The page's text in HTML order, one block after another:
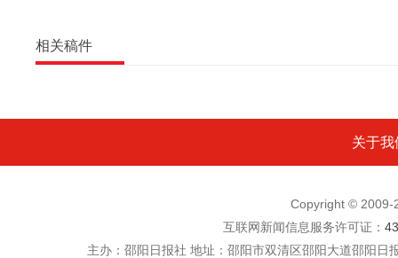
相关稿件
关于我
Copyright © 2009-
互联网新闻信息服务许可证：
主办：邵阳日报社 地址：邵阳市双清区邵阳大道邵阳